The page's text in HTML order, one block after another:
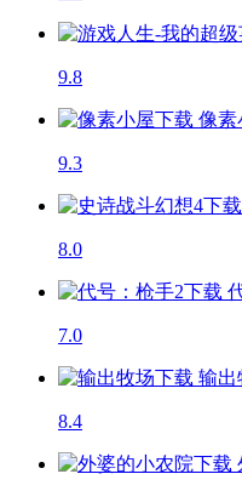
9.8
像素
9.3
8.0
7.0
输出
8.4